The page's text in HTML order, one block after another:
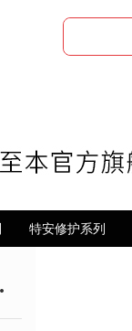
特安修护系列